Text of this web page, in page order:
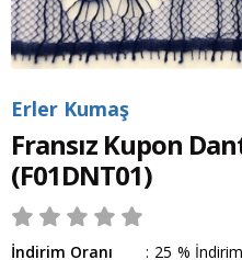
Erler Kumaş
Fransız Kupon
(F01DNT01)
İndirim Oranı : %
25
İndirim